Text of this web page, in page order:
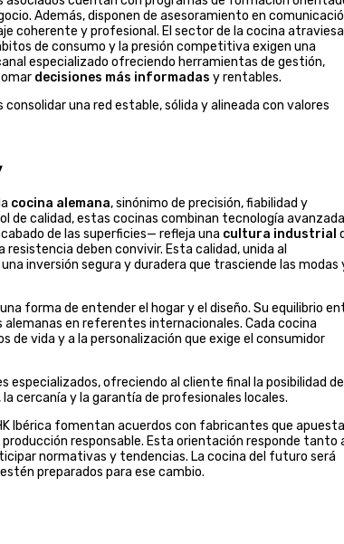
Además, disponen de asesoramiento en
coherente y profesional. El sector de la cocina atraviesa
de consumo y la presión competitiva exigen una
especializado ofreciendo herramientas de gestión,
decisiones más informadas y rentables.
una red estable, sólida y alineada con valores
cocina alemana, sinónimo de precisión, fiabilidad y
de calidad, estas cocinas combinan tecnología
de las superficies— refleja una cultura industrial
deben convivir. Esta calidad, unida al
inversión segura y duradera que trasciende las modas
forma de entender el hogar y el diseño. Su equilibrio
alemanas en referentes internacionales. Cada cocina
de vida y a la personalización que exige el consumidor
especializados, ofreciendo al cliente final la posibilidad de
cercanía y la garantía de profesionales locales.
Ibérica fomentan acuerdos con fabricantes que
responsable. Esta orientación responde tanto
normativas y tendencias. La cocina del futuro será
preparados para ese cambio.